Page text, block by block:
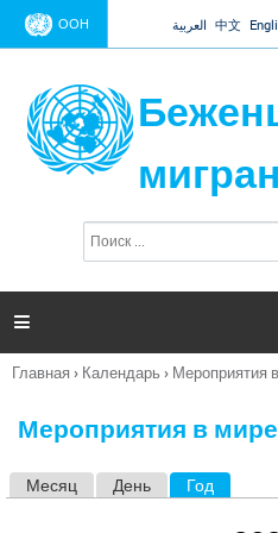
Jump to
ООН العربية 中文
п
и

Вы
Главная › Календарь › Мероприятия
Мероприятия в мире
Месяц День Год